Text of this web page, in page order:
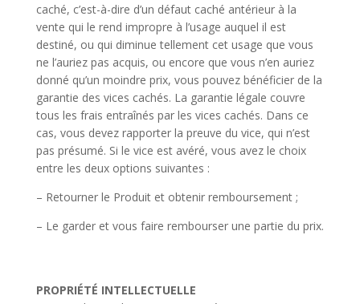
caché, c’est-à-dire d’un défaut caché antérieur à la
vente qui le rend impropre à l’usage auquel il est
destiné, ou qui diminue tellement cet usage que vous
ne l’auriez pas acquis, ou encore que vous n’en auriez
donné qu’un moindre prix, vous pouvez bénéficier de la
garantie des vices cachés. La garantie légale couvre
tous les frais entraînés par les vices cachés. Dans ce
cas, vous devez rapporter la preuve du vice, qui n’est
pas présumé. Si le vice est avéré, vous avez le choix
entre les deux options suivantes :
– Retourner le Produit et obtenir remboursement ;
– Le garder et vous faire rembourser une partie du prix.
PROPRIÉTÉ INTELLECTUELLE